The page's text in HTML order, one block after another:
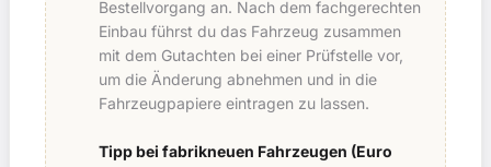
Bestellvorgang an. Nach dem fachgerechten
Einbau führst du das Fahrzeug zusammen
mit dem Gutachten bei einer Prüfstelle vor,
um die Änderung abnehmen und in die
Fahrzeugpapiere eintragen zu lassen.
Tipp bei fabrikneuen Fahrzeugen (Euro